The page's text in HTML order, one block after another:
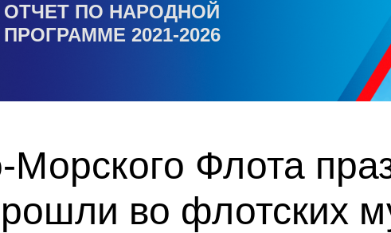
ОТЧЕТ ПО НАРОДНОЙ
ПРОГРАММЕ 2021-2026
Флота
во флотских